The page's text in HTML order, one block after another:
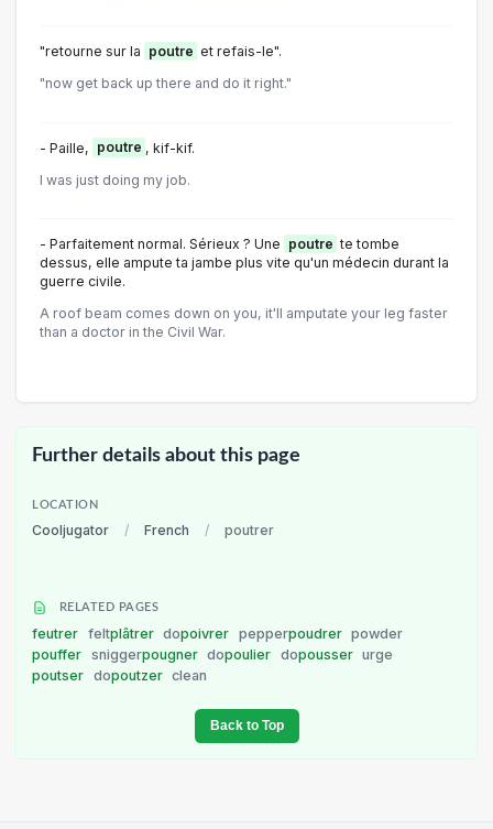
"retourne sur la poutre et refais-le".
"now get back up there and do it right."
- Paille, poutre , kif-kif.
I was just doing my job.
- Parfaitement normal. Sérieux ? Une poutre te tombe
dessus, elle ampute ta jambe plus vite qu'un médecin durant la
guerre civile.
A roof beam comes down on you, it'll amputate your leg faster
than a doctor in the Civil War.
Further details about this page
LOCATION
Cooljugator / French / poutrer
RELATED PAGES
feutrer feltplâtrer dopoivrer pepperpoudrer powder
pouffer sniggerpougner dopoulier dopousser urge
poutser dopoutzer clean
Back to Top